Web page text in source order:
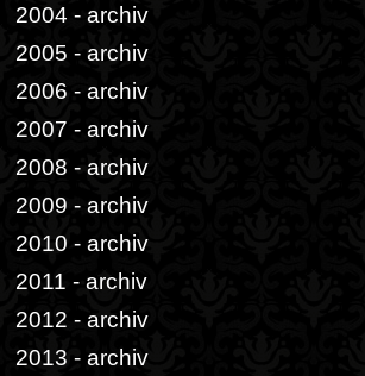
2004 - archiv
2005 - archiv
2006 - archiv
2007 - archiv
2008 - archiv
2009 - archiv
2010 - archiv
2011 - archiv
2012 - archiv
2013 - archiv